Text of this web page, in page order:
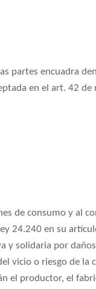
partes encuadra
en el art. 42
de consumo y al
24.240 en su
y solidaria por
vicio o riesgo de la
el productor, el